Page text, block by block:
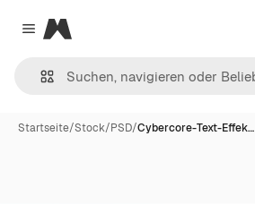
Close menu
Magnific
Startseite/Stock/PSD/Cybercore-Text-Effek…